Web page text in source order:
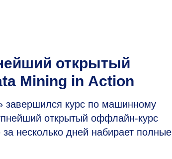
открытый
Mining in Action
курс по машинному
открытый оффлайн-курс
за несколько дней набирает полные